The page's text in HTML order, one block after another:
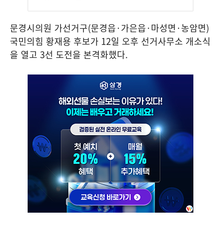
문경시의원 가선거구(문경읍·가은읍·마성면·농암면)
국민의힘 황재용 후보가 12일 오후 선거사무소 개소식
을 열고 3선 도전을 본격화했다.